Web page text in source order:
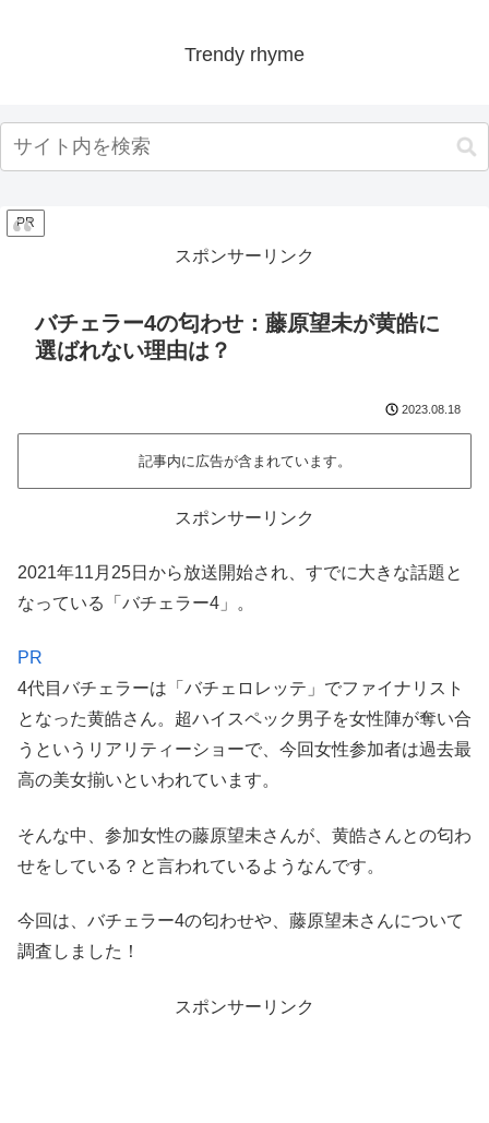
Trendy rhyme
PR
スポンサーリンク
バチェラー4の匂わせ：藤原望未が黄皓に
選ばれない理由は？
2023.08.18
記事内に広告が含まれています。
スポンサーリンク
2021年11月25日から放送開始され、すでに大きな話題と
なっている「バチェラー4」。
PR
4代目バチェラーは「バチェロレッテ」でファイナリスト
となった黄皓さん。超ハイスペック男子を女性陣が奪い合
うというリアリティーショーで、今回女性参加者は過去最
高の美女揃いといわれています。
そんな中、参加女性の藤原望未さんが、黄皓さんとの匂わ
せをしている？と言われているようなんです。
今回は、バチェラー4の匂わせや、藤原望未さんについて
調査しました！
スポンサーリンク